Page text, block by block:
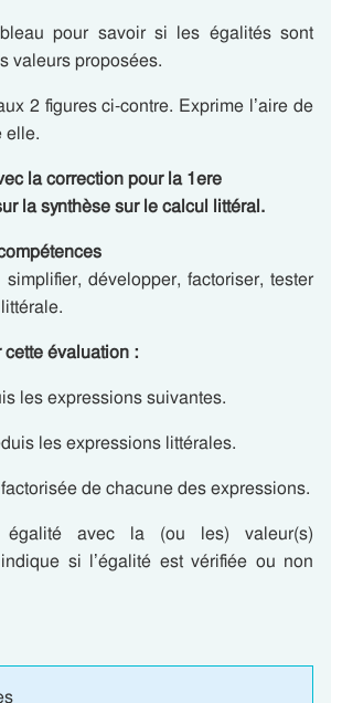
pour savoir si les égalités sont
valeurs proposées.
2 figures ci-contre. Exprime l’aire de
elle.
la correction pour la 1ere
la synthèse sur le calcul littéral.
développer, factoriser, tester
évaluation :
les expressions suivantes.
les expressions littérales.
de chacune des expressions.
égalité avec la (ou les) valeur(s)
si l’égalité est vérifiée ou non